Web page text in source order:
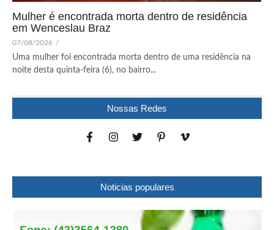
Mulher é encontrada morta dentro de residência
em Wenceslau Braz
07/08/2026 /
Uma mulher foi encontrada morta dentro de uma residência na
noite desta quinta-feira (6), no bairro...
Nossas Redes
Noticias populares